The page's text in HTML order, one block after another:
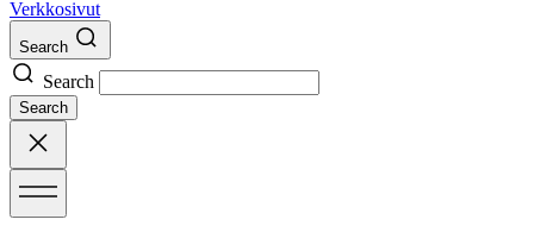
Verkkosivut
Search
Search
Search